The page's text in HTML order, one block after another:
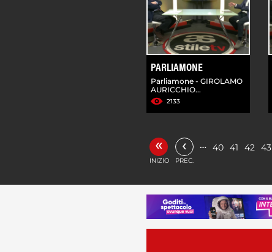
PARLIAMONE
Parliamone - GIROLAMO
AURICCHIO...
2133
«
INIZIO
‹
PREC.
… 40 41 42 43